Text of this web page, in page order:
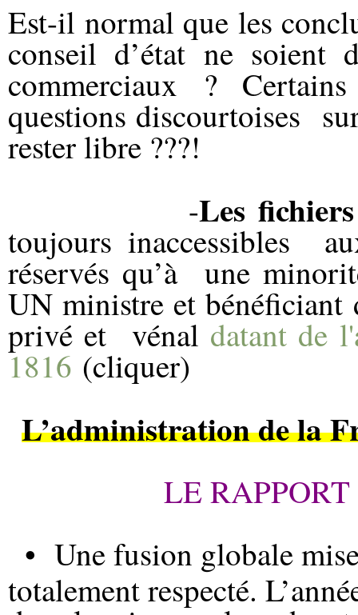
Est-il normal que les
conseil d’état ne soient
commerciaux ?
questions discourtoises
rester libre ???!
-Les
toujours inaccessibles
réservés qu’à une
UN ministre et bénéficiant
privé et vénal datant de
1816 (cliquer)
L’administration de la
LE
• Une fusion globale
totalement respecté.